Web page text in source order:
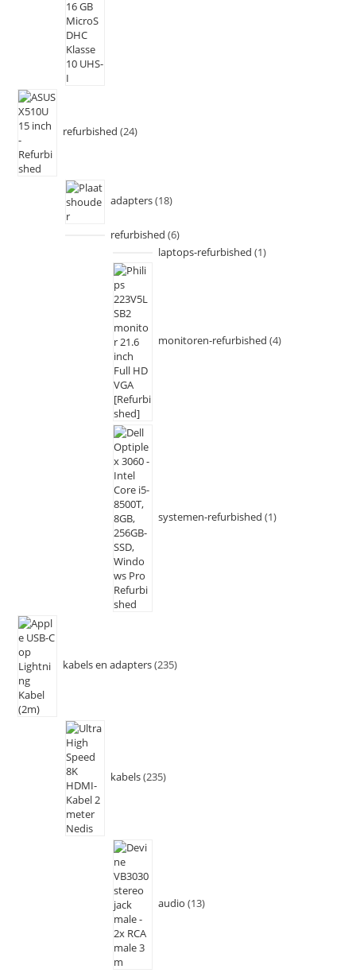
refurbished 24
adapters 18
refurbished 6
laptops-refurbished 1
monitoren-refurbished 4
systemen-refurbished 1
kabels en adapters 235
kabels 235
audio 13